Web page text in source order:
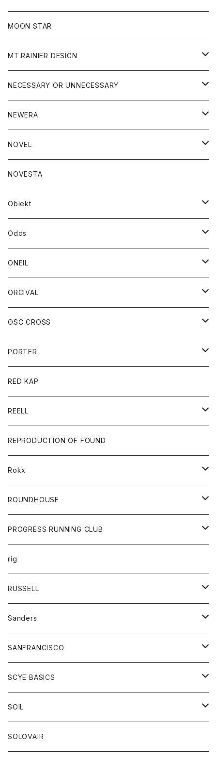
フリース
ジャケット
ニット
パンツ
帽子
MOON STAR
MT.RAINIER DESIGN
アウター
コート
ジャケット
アクセサリー
バッグ
グッズ
ウォレット
靴
トップス
ジャケット
シャツ
ボトム
ショートパンツ
パンツ
レディース
シャツ
Tシャツ
NECESSARY OR UNNECESSARY
アウター
コート
ジャケット
アクセサリー
バッグ
ブレスレット
グッズ
靴
ストール/マフラー
トップス
シャツ
シャツジャケット
ロングスリーブＴシャツ
ボトム
ショートパンツ
ジーンズ
NEWERA
帽子
NOVEL
トップス
カットソー
スエット
ボトム
NOVESTA
Oblekt
ボトム
ショートパンツ
パンツ
レディース
ボトム
Odds
帽子
ONEIL
スカート
ORCIVAL
アウター
コート
ジャケット
アクセサリー
バッグ
キッズ
Tシャツ
帽子
グッズ
靴
バック
トップス
カットソー
カーディガン
ニット
ベスト
ボトムス
ショートパンツ
パンツ
レディース
カットソー
コート
ボトム
ワンピース
OSC CROSS
ダウンジャケット
PORTER
カードホルダー
キーホルダー
財布
バック
RED KAP
REELL
パンツ
ショートパンツ
REPRODUCTION OF FOUND
Rokx
ボトム
ROUNDHOUSE
エプロン
キッズ
オーバーオール
ボトム
ペインターパンツ
PROGRESS RUNNING CLUB
トップス
Tシャツ
グッズ
帽子
rig
RUSSELL
アウター
コート
パーカー
スカート
Tシャツ
トップス
Tシャツ
ボトム
Sanders
グッズ
靴
SANFRANCISCO
アウター
カーディガン
コート
グッズ
ネクタイ
アクセサリー
SCYE BASICS
ボトム
ジーンズ
トップス
SOIL
靴
SOLOVAIR